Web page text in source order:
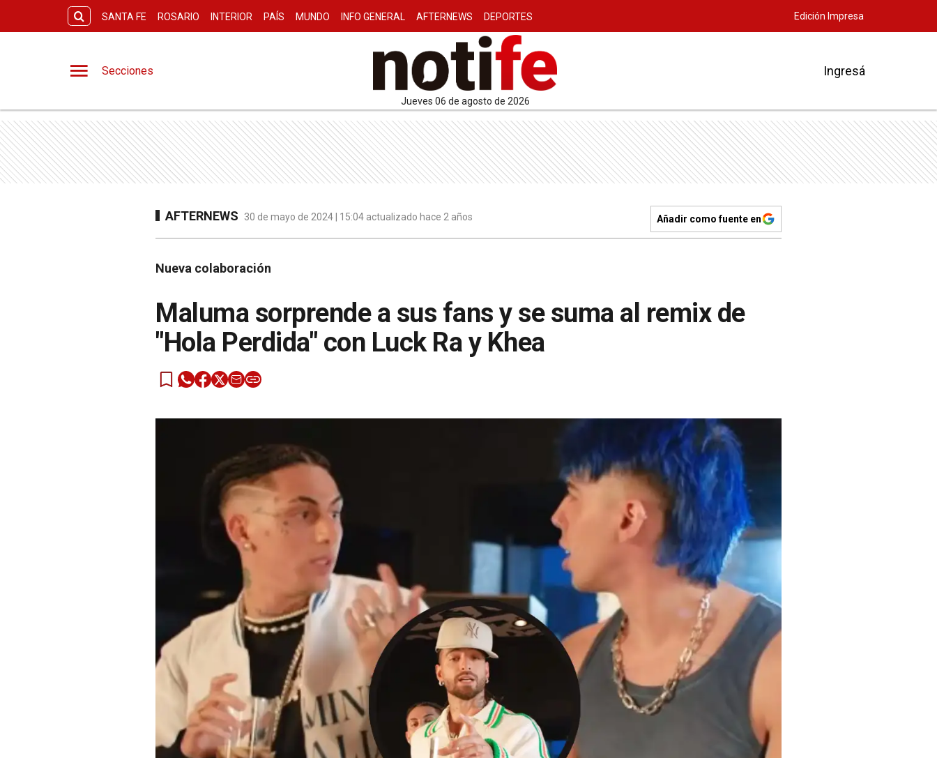
SANTA FE ROSARIO INTERIOR PAÍS MUNDO INFO GENERAL AFTERNEWS DEPORTES Edición Impresa
Secciones
jueves 06 de agosto de 2026
Ingresá
AFTERNEWS 30 de mayo de 2024 | 15:04 actualizado hace 2 años Añadir como fuente en
Nueva colaboración
Maluma sorprende a sus fans y se suma al remix de
"Hola Perdida" con Luck Ra y Khea